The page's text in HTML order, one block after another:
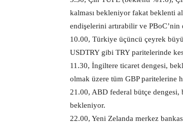
kalması bekleniyor fakat beklenti
endişelerini artırabilir ve
10.00, Türkiye üçüncü çeyrek
USDTRY gibi TRY paritelerinde
11.30, İngiltere ticaret dengesi,
olmak üzere tüm GBP paritelerine
21.00, ABD federal bütçe dengesi,
bekleniyor.
22.00, Yeni Zelanda merkez